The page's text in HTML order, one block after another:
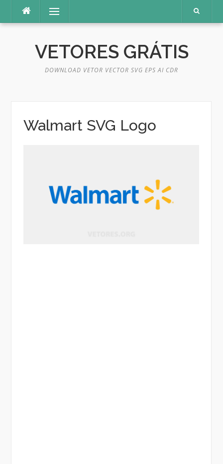
o
Menu
VETORES GRÁTIS
DOWNLOAD VETOR VECTOR SVG EPS AI CDR
Walmart SVG Logo